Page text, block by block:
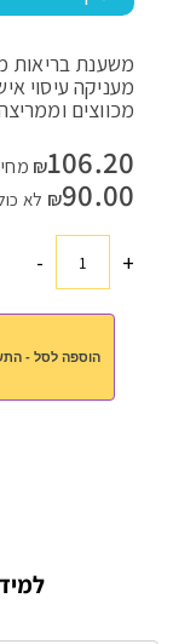
משענת בריאות
מעניקה עיסוי
מכווצים
₪106.20
₪90.00 לא
+כמות
בריאות
-
הוספה לסל - התשלום מתבצע טלפונית